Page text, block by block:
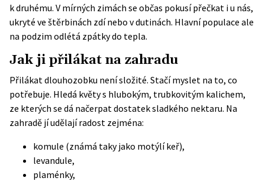
k druhému. V mírných zimách se občas pokusí přečkat i u nás,
ukryté ve štěrbinách zdí nebo v dutinách. Hlavní populace ale
na podzim odlétá zpátky do tepla.
Jak ji přilákat na zahradu
Přilákat dlouhozobku není složité. Stačí myslet na to, co
potřebuje. Hledá květy s hlubokým, trubkovitým kalichem,
ze kterých se dá načerpat dostatek sladkého nektaru. Na
zahradě jí udělají radost zejména:
komule (známá taky jako motýlí keř),
levandule,
plaménky,